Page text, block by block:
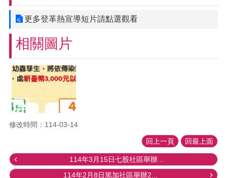
更多登革熱宣導短片請點選觀看
相關圖片
修改時間：114-03-14
回上一頁 回最上面
114年3月15日七股社區舉辦...
114年2月8日篤加社區舉辦2...